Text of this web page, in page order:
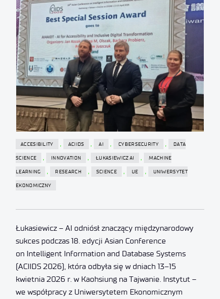
ACCESIBILITY ACIIDS AI CYBERSECURITY DATA
SCIENCE INNOVATION ŁUKASIEWICZ AI MACHINE
LEARNING RESEARCH SCIENCE UE UNIWERSYTET
EKONOMICZNY
Łukasiewicz – AI odniósł znaczący międzynarodowy
sukces podczas 18. edycji Asian Conference
on Intelligent Information and Database Systems
(ACIIDS 2026), która odbyła się w dniach 13–15
kwietnia 2026 r. w Kaohsiung na Tajwanie. Instytut –
we współpracy z Uniwersytetem Ekonomicznym